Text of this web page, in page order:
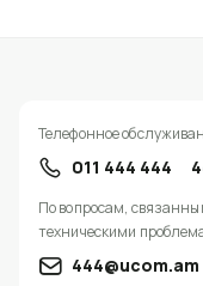
Телефонное
011 444 444
По вопросам,
техническими
444@ucom.am